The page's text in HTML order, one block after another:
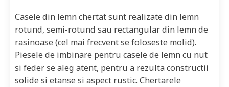
Casele din lemn chertat sunt realizate din lemn
rotund, semi-rotund sau rectangular din lemn de
rasinoase (cel mai frecvent se foloseste molid).
Piesele de imbinare pentru casele de lemn cu nut
si feder se aleg atent, pentru a rezulta constructii
solide si etanse si aspect rustic. Chertarele